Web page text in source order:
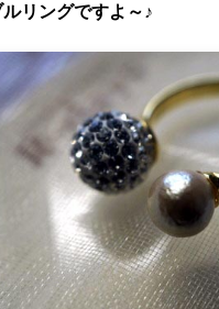
リングですよ～♪